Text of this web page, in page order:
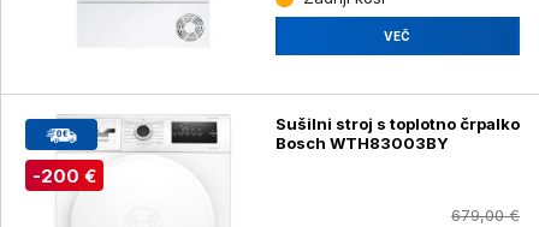
VEČ
-200 €
Sušilni stroj s toplotno črpalko
Bosch WTH83003BY
679,00 €